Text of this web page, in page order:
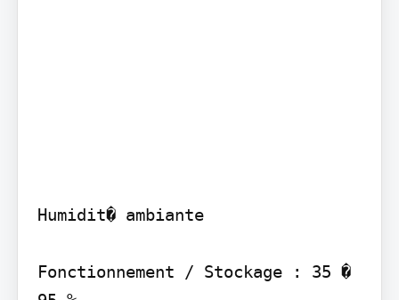
Humidit� ambiante
Fonctionnement / Stockage : 35 �